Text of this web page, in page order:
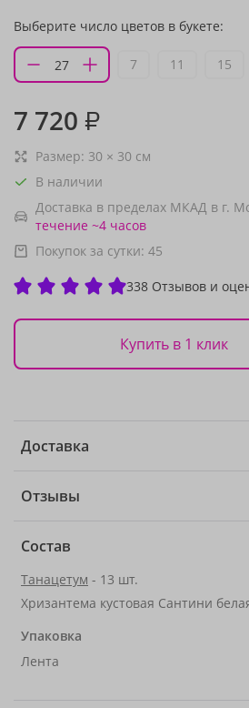
Выберите число цветов в букете:
7 11 15
7 720 ₽
Размер: 30 × 30 см
В наличии
Доставка в пределах МКАД в г.
течение ~4 часов
Покупок за сутки: 45
338 Отзывов и
Купить в 1 клик
Доставка
Отзывы
Состав
Танацетум - 13 шт.
Хризантема кустовая Сантини
Упаковка
Лента